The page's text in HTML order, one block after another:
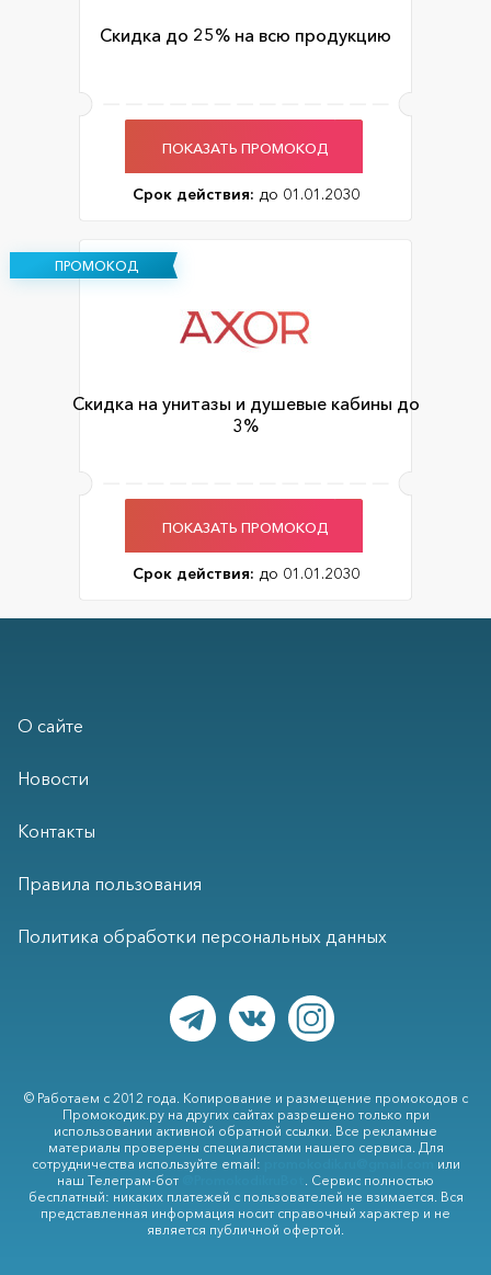
Скидка до 25% на всю продукцию
ПОКАЗАТЬ ПРОМОКОД
Срок действия: до 01.01.2030
ПРОМОКОД
Скидка на унитазы и душевые кабины до
3%
ПОКАЗАТЬ ПРОМОКОД
Срок действия: до 01.01.2030
О сайте
Новости
Контакты
Правила пользования
Политика обработки персональных данных
© Работаем с 2012 года. Копирование и размещение промокодов с
Промокодик.ру на других сайтах разрешено только при
использовании активной обратной ссылки. Все рекламные
материалы проверены специалистами нашего сервиса. Для
сотрудничества используйте email:
или
наш Телеграм-бот
. Сервис полностью
бесплатный: никаких платежей с пользователей не взимается. Вся
представленная информация носит справочный характер и не
является публичной офертой.